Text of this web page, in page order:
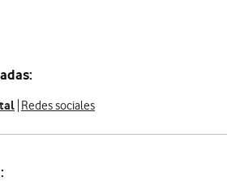
Redes sociales